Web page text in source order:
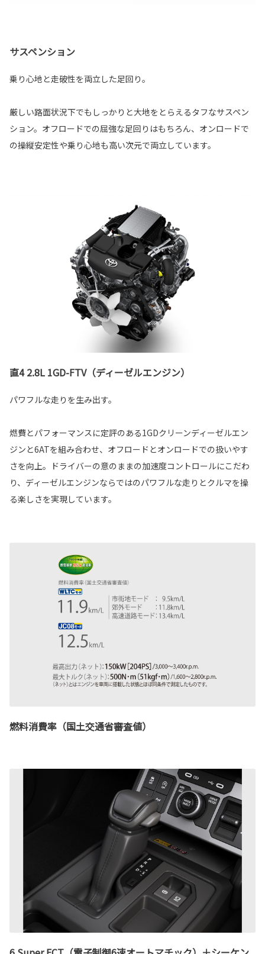
サスペンション
乗り心地と走破性を両立した足回り。
厳しい路面状況下でもしっかりと大地をとらえるタフなサスペン
ション。オフロードでの屈強な足回りはもちろん、オンロードで
の操縦安定性や乗り心地も高い次元で両立しています。
直4 2.8L 1GD-FTV（ディーゼルエンジン）
パワフルな走りを生み出す。
燃費とパフォーマンスに定評のある1GDクリーンディーゼルエン
ジンと6ATを組み合わせ、オフロードとオンロードでの扱いやす
さを向上。ドライバーの意のままの加速度コントロールにこだわ
り、ディーゼルエンジンならではのパワフルな走りとクルマを操
る楽しさを実現しています。
燃料消費率（国土交通省審査値）